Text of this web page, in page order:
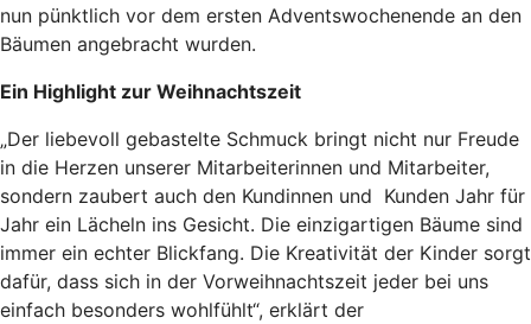
nun pünktlich vor dem ersten Adventswochenende an den
Bäumen angebracht wurden.
Ein Highlight zur Weihnachtszeit
„Der liebevoll gebastelte Schmuck bringt nicht nur Freude
in die Herzen unserer Mitarbeiterinnen und Mitarbeiter,
sondern zaubert auch den Kundinnen und Kunden Jahr für
Jahr ein Lächeln ins Gesicht. Die einzigartigen Bäume sind
immer ein echter Blickfang. Die Kreativität der Kinder sorgt
dafür, dass sich in der Vorweihnachtszeit jeder bei uns
einfach besonders wohlfühlt“, erklärt der